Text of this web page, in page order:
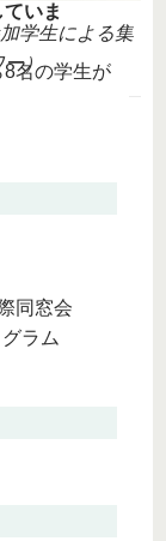
学生による集
ー）
いま
名の学生が
同窓会
ラム